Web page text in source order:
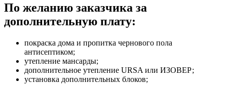
По желанию заказчика за
дополнительную плату:
покраска дома и пропитка чернового пола
антисептиком;
утепление мансарды;
дополнительное утепление URSA или ИЗОВЕР;
установка дополнительных блоков;